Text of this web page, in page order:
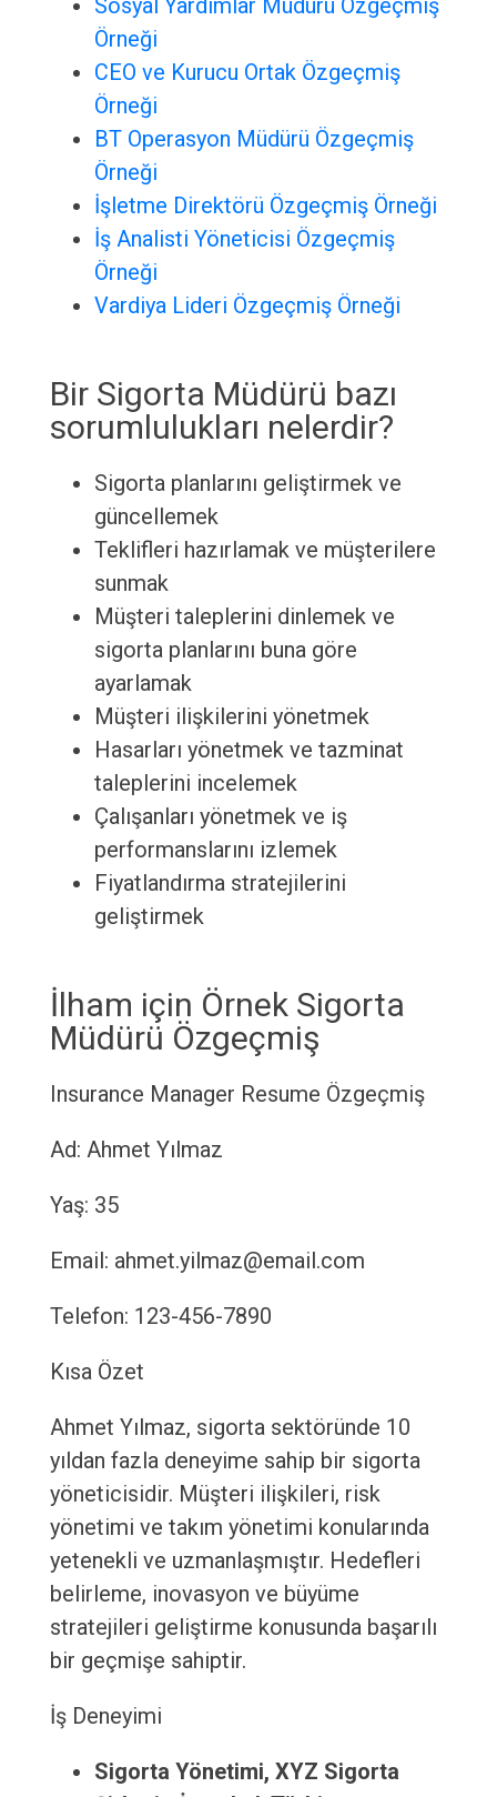
Sosyal Yardımlar Müdürü Özgeçmiş
Örneği
CEO ve Kurucu Ortak Özgeçmiş
Örneği
BT Operasyon Müdürü Özgeçmiş
Örneği
İşletme Direktörü Özgeçmiş Örneği
İş Analisti Yöneticisi Özgeçmiş
Örneği
Vardiya Lideri Özgeçmiş Örneği
Bir Sigorta Müdürü bazı
sorumlulukları nelerdir?
Sigorta planlarını geliştirmek ve
güncellemek
Teklifleri hazırlamak ve müşterilere
sunmak
Müşteri taleplerini dinlemek ve
sigorta planlarını buna göre
ayarlamak
Müşteri ilişkilerini yönetmek
Hasarları yönetmek ve tazminat
taleplerini incelemek
Çalışanları yönetmek ve iş
performanslarını izlemek
Fiyatlandırma stratejilerini
geliştirmek
İlham için Örnek Sigorta
Müdürü Özgeçmiş
Insurance Manager Resume Özgeçmiş
Ad: Ahmet Yılmaz
Yaş: 35
Email: ahmet.yilmaz@email.com
Telefon: 123-456-7890
Kısa Özet
Ahmet Yılmaz, sigorta sektöründe 10
yıldan fazla deneyime sahip bir sigorta
yöneticisidir. Müşteri ilişkileri, risk
yönetimi ve takım yönetimi konularında
yetenekli ve uzmanlaşmıştır. Hedefleri
belirleme, inovasyon ve büyüme
stratejileri geliştirme konusunda başarılı
bir geçmişe sahiptir.
İş Deneyimi
Sigorta Yönetimi, XYZ Sigorta